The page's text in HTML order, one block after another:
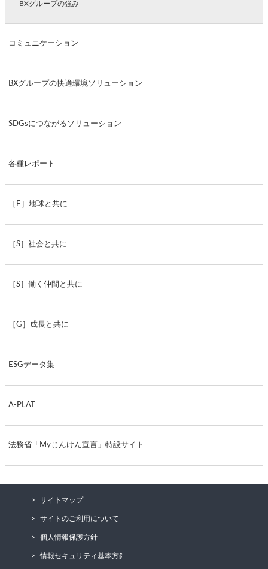
BXグループの強み
コミュニケーション
BXグループの快適環境ソリューション
SDGsにつながるソリューション
各種レポート
［E］地球と共に
［S］社会と共に
［S］働く仲間と共に
［G］成長と共に
ESGデータ集
A-PLAT
法務省「Myじんけん宣言」特設サイト
サイトマップ
サイトのご利用について
個人情報保護方針
情報セキュリティ基本方針